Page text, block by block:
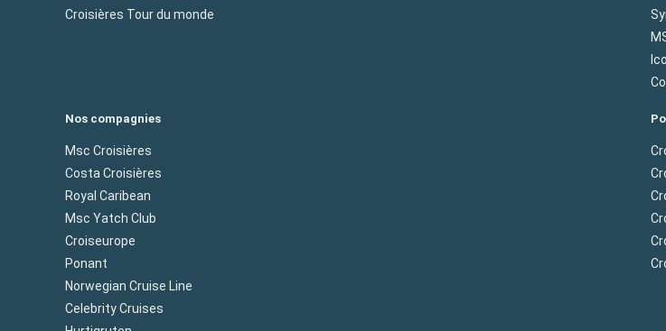
Croisières Tour du monde
Nos compagnies
Msc Croisières
Costa Croisières
Royal Caribean
Msc Yatch Club
Croiseurope
Ponant
Norwegian Cruise Line
Celebrity Cruises